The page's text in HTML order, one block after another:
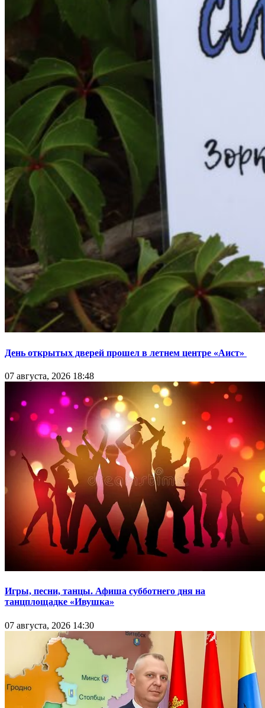
День открытых дверей прошел в летнем центре «Аист»
07 августа, 2026 18:48
Игры, песни, танцы. Афиша субботнего дня на
танцплощадке «Ивушка»
07 августа, 2026 14:30